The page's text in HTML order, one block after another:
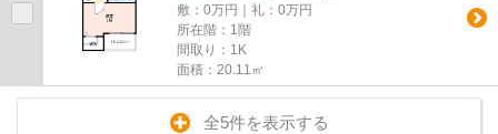
敷：0万円｜礼：0万円
所在階：1階
間取り：1K
面積：20.11㎡
全5件を表示する